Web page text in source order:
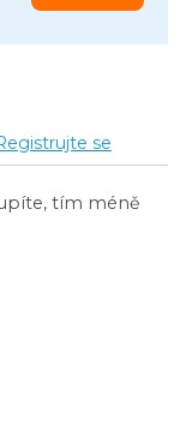
se
tím méně